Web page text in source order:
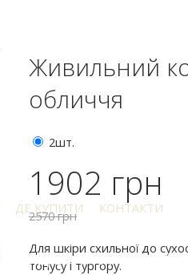
ДЕ КУПИТИ КОНТАКТИ
ПІДІБРАТИ
Живильний
обличчя
2шт.
1902 грн
2570 грн
Для шкіри схильної до
тонусу і тургору.